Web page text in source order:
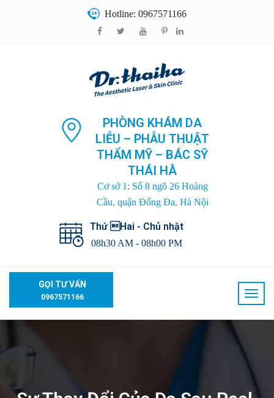
Hotline: 0967571166
PHÒNG KHÁM DA
LIỄU – PHẪU THUẬT
THẨM MỸ – BÁC SỸ
THÁI HÀ
Cơ sở 1: Số 8 ngõ 26 Hoàng
Cầu, quận Đống Đa, Hà Nội
Thứ Hai - Chủ nhật
08h30 AM - 08h00 PM
GỌI TƯ VẤN
0967571166